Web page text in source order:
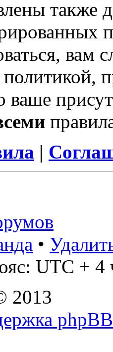
также
вам
|
•
UTC + 4
2013
phpBB